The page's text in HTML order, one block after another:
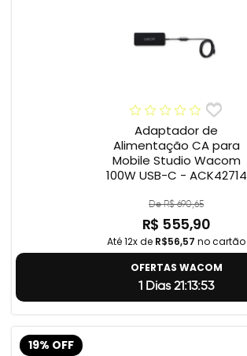
Adaptador de
Alimentação CA para
Mobile Studio Wacom
100W USB-C - ACK42714
De R$ 690,65
R$ 555,90
Até 12x de R$56,57 no cartão
OFERTAS WACOM
1 Dias 21:13:52
19% OFF